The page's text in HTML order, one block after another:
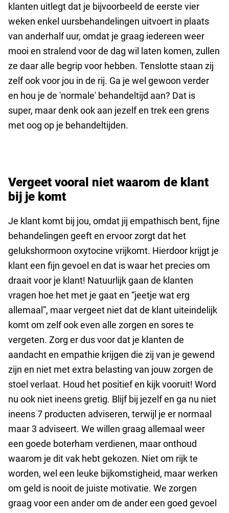
klanten uitlegt dat je bijvoorbeeld de eerste vier
weken enkel uursbehandelingen uitvoert in plaats
van anderhalf uur, omdat je graag iedereen weer
mooi en stralend voor de dag wil laten komen, zullen
ze daar alle begrip voor hebben. Tenslotte staan zij
zelf ook voor jou in de rij. Ga je wel gewoon verder
en hou je de 'normale' behandeltijd aan? Dat is
super, maar denk ook aan jezelf en trek een grens
met oog op je behandeltijden.
Vergeet vooral niet waarom de klant
bij je komt
Je klant komt bij jou, omdat jij empathisch bent, fijne
behandelingen geeft en ervoor zorgt dat het
gelukshormoon oxytocine vrijkomt. Hierdoor krijgt je
klant een fijn gevoel en dat is waar het precies om
draait voor je klant! Natuurlijk gaan de klanten
vragen hoe het met je gaat en “jeetje wat erg
allemaal”, maar vergeet niet dat de klant uiteindelijk
komt om zelf ook even alle zorgen en sores te
vergeten. Zorg er dus voor dat je klanten de
aandacht en empathie krijgen die zij van je gewend
zijn en niet met extra belasting van jouw zorgen de
stoel verlaat. Houd het positief en kijk vooruit! Word
nu ook niet ineens gretig. Blijf bij jezelf en ga nu niet
ineens 7 producten adviseren, terwijl je er normaal
maar 3 adviseert. We willen graag allemaal weer
een goede boterham verdienen, maar onthoud
waarom je dit vak hebt gekozen. Niet om rijk te
worden, wel een leuke bijkomstigheid, maar werken
om geld is nooit de juiste motivatie. We zorgen
graag voor een ander om de ander een goed gevoel